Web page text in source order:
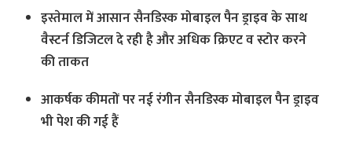
इस्तेमाल में आसान सैनडिस्क मोबाइल पैन ड्राइव के साथ
वैस्टर्न डिजिटल दे रही है और अधिक क्रिएट व स्टोर करने
की ताकत
आकर्षक कीमतों पर नई रंगीन सैनडिस्क मोबाइल पैन ड्राइव
भी पेश की गई हैं